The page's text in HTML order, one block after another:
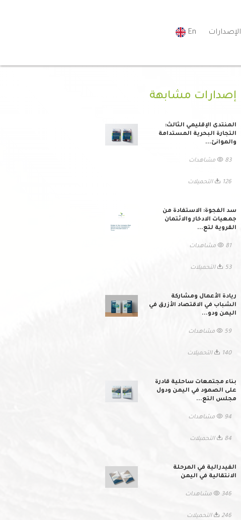
الإصدارات En
إصدارات مشابهة
المنتدى الإقليمي الثالث:
التجارة البحرية المستدامة
والموانئ...
83 مشاهدات
126 التحميلات
سد الفجوة: الاستفادة من
جمعيات الادخار والائتمان
القروية لتع...
81 مشاهدات
53 التحميلات
ريادة الأعمال ومشاركة
الشباب في الاقتصاد الأزرق في
اليمن ودو...
59 مشاهدات
140 التحميلات
بناء مجتمعات ساحلية قادرة
على الصمود في اليمن ودول
مجلس التع...
94 مشاهدات
84 التحميلات
الفيدرالية في المرحلة
الانتقالية في اليمن
346 مشاهدات
246 التحميلات